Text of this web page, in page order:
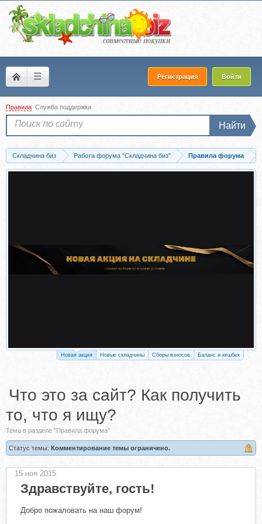
☰ Регистрация Войти
Правила Служба поддержки
Найти
Складчина биз Работа форума "Складчина биз"
Правила форума
Что это за сайт? Как получить то, что я ищу?
Новая акция Новые складчины Сборы взносов Баланс и кешбек
Что это за сайт? Как получить
то, что я ищу?
Тема в разделе "Правила форума"
Статус темы: Комментирование темы ограничено.
Здравствуйте, гость!
Добро пожаловать на наш форум!
15 ноя 2015